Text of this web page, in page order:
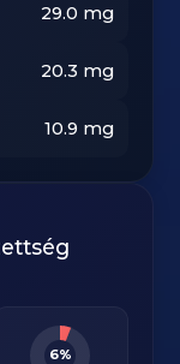
29.0 mg
20.3 mg
10.9 mg
6%